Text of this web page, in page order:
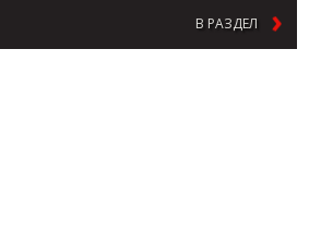
В РАЗДЕЛ